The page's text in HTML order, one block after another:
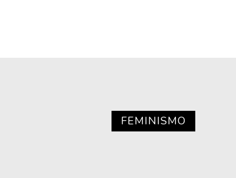
Diccionario portátil de la literatura
Libros usados
Literatura
FEMINISMO